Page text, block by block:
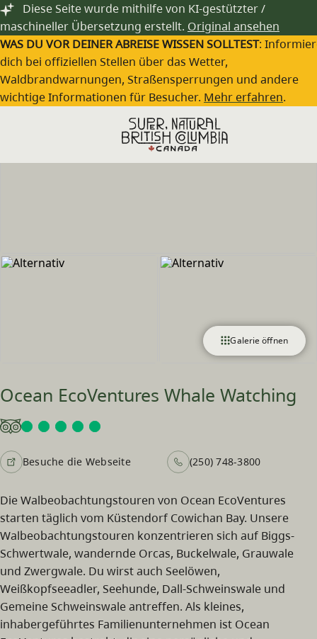
Zum Hauptinhalt springen
Diese Seite wurde mithilfe von KI-gestützter /
maschineller Übersetzung erstellt. Original ansehen
WAS DU VOR DEINER ABREISE WISSEN SOLLTEST:
dich bei offiziellen Stellen über das Wetter,
Waldbrandwarnungen, Straßensperrungen und andere
wichtige Informationen für Besucher. Mehr erfahren.
Galerie öffnen
Ocean EcoVentures Whale Watching
Besuche die Webseite (250) 748-3800
Die Walbeobachtungstouren von Ocean EcoVentures
starten täglich vom Küstendorf Cowichan Bay. Unsere
Walbeobachtungstouren konzentrieren sich auf Biggs-
Schwertwale, wandernde Orcas, Buckelwale, Grauwale
und Zwergwale. Du wirst auch Seelöwen,
Weißkopfseeadler, Seehunde, Dall-Schweinswale und
Gemeine Schweinswale antreffen. Als kleines,
inhabergeführtes Familienunternehmen ist Ocean